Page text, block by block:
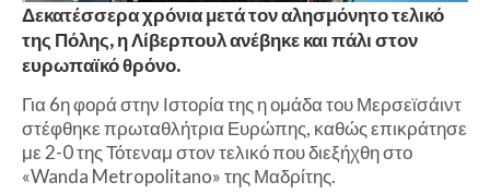
Δεκατέσσερα χρόνια μετά τον αλησμόνητο τελικό
της Πόλης, η Λίβερπουλ ανέβηκε και πάλι στον
ευρωπαϊκό θρόνο.
Για 6η φορά στην Ιστορία της η ομάδα του Μερσεϊσάιντ
στέφθηκε πρωταθλήτρια Ευρώπης, καθώς επικράτησε
με 2-0 της Τότεναμ στον τελικό που διεξήχθη στο
«Wanda Metropolitano» της Μαδρίτης.